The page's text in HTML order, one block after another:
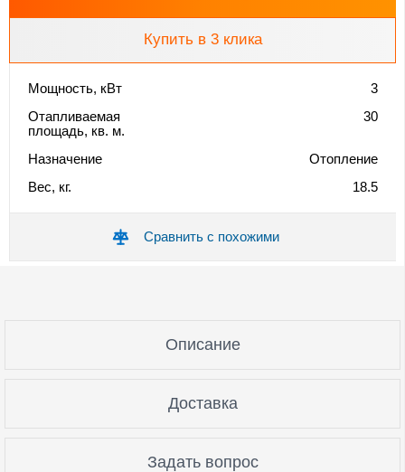
Купить в 3 клика
Мощность, кВт
3
Отапливаемая
площадь, кв. м.
30
Назначение
Отопление
Вес, кг.
18.5
Сравнить с похожими
Описание
Доставка
Задать вопрос